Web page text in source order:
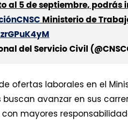
al 5 de septiembre,
Ministerio de
del Servicio Civil
ofertas laborales en el
avanzar en sus
mayores